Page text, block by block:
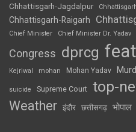
Chhattisgarh-Jagdalpur
Chhattisgarh-Raigarh
Chief Minister
Chief Minister Dr. Yadav
Congress dprcg
Kejriwal mohan Mohan Yadav
suicide Supreme Court top-
Weather इंदौर छत्तीसगढ़ भोपाल